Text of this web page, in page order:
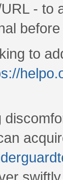
- to
to
swiftly.